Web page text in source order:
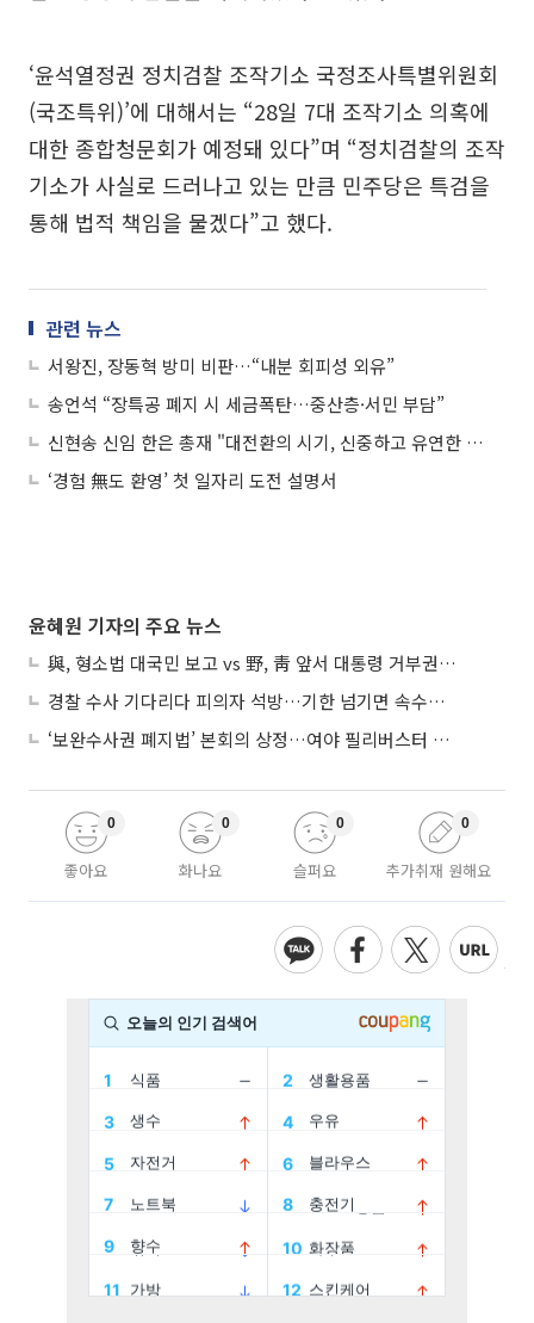
‘윤석열정권 정치검찰 조작기소 국정조사특별위원회
(국조특위)’에 대해서는 “28일 7대 조작기소 의혹에
대한 종합청문회가 예정돼 있다”며 “정치검찰의 조작
기소가 사실로 드러나고 있는 만큼 민주당은 특검을
통해 법적 책임을 물겠다”고 했다.
관련 뉴스
서왕진, 장동혁 방미 비판…“내분 회피성 외유”
송언석 “장특공 폐지 시 세금폭탄…중산층·서민 부담”
신현송 신임 한은 총재 "대전환의 시기, 신중하고 유연한 통화정책 운영"
‘경험 無도 환영’ 첫 일자리 도전 설명서
윤혜원 기자의 주요 뉴스
與, 형소법 대국민 보고 vs 野, 靑 앞서 대통령 거부권 촉구
경찰 수사 기다리다 피의자 석방…기한 넘기면 속수무책
‘보완수사권 폐지법’ 본회의 상정…여야 필리버스터 대치
좋아요
0
화나요
0
슬퍼요
0
추가취재 원해요
0